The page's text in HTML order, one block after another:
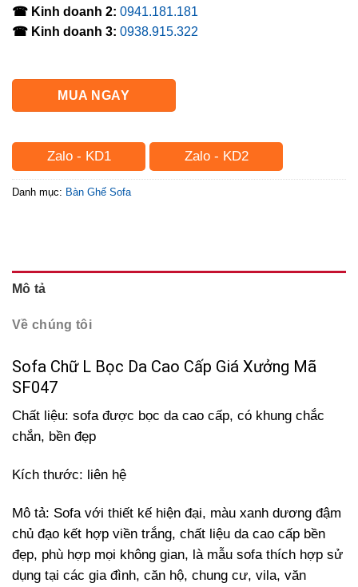
☎ Kinh doanh 2: 0941.181.181
☎ Kinh doanh 3: 0938.915.322
MUA NGAY
Zalo - KD1 Zalo - KD2
Danh mục: Bàn Ghế Sofa
Mô tả
Về chúng tôi
Sofa Chữ L Bọc Da Cao Cấp Giá Xưởng Mã
SF047
Chất liệu: sofa được bọc da cao cấp, có khung chắc
chắn, bền đẹp
Kích thước: liên hệ
Mô tả: Sofa với thiết kế hiện đại, màu xanh dương đậm
chủ đạo kết hợp viền trắng, chất liệu da cao cấp bền
đẹp, phù hợp mọi không gian, là mẫu sofa thích hợp sử
dụng tại các gia đình, căn hộ, chung cư, vila, văn